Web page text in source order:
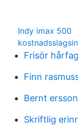
Indy imax 500
Frisör
Finn
Bernt
Skriftlig